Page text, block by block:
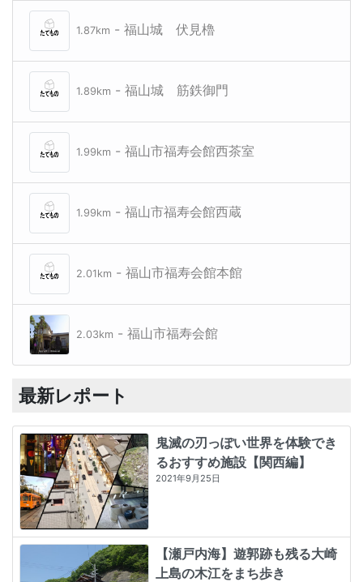
1.87km - 福山城 伏見櫓
1.89km - 福山城 筋鉄御門
1.99km - 福山市福寿会館西茶室
1.99km - 福山市福寿会館西蔵
2.01km - 福山市福寿会館本館
2.03km - 福山市福寿会館
最新レポート
鬼滅の刃っぽい世界を体験でき
るおすすめ施設【関西編】
2021年9月25日
【瀬戸内海】遊郭跡も残る大崎
上島の木江をまち歩き